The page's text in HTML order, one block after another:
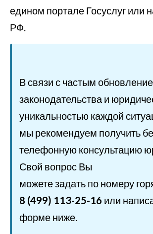
едином портале Госуслуг или
РФ.
В связи с частым
законодательства и
уникальностью каждой
мы рекомендуем получить
телефонную консультацию
Свой вопрос Вы
можете задать по номеру
8 (499) 113-25-16 или
форме ниже.